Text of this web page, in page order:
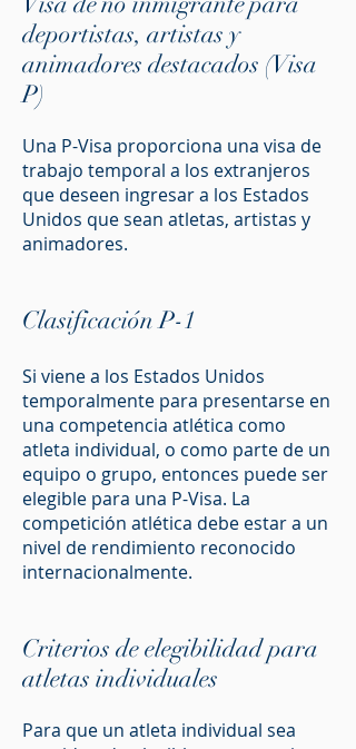
deportistas, artistas y
animadores destacados (Visa
P)
Una P-Visa proporciona una visa de
trabajo temporal a los extranjeros
que deseen ingresar a los Estados
Unidos que sean atletas, artistas y
animadores.
Clasificación P-1
Si viene a los Estados Unidos
temporalmente para presentarse en
una competencia atlética como
atleta individual, o como parte de un
equipo o grupo, entonces puede ser
elegible para una P-Visa. La
competición atlética debe estar a un
nivel de rendimiento reconocido
internacionalmente.
Criterios de elegibilidad para
atletas individuales
Para que un atleta individual sea